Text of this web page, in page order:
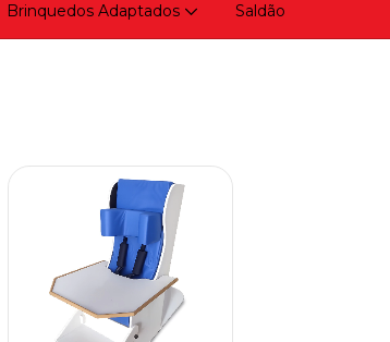
Brinquedos Adaptados Saldão